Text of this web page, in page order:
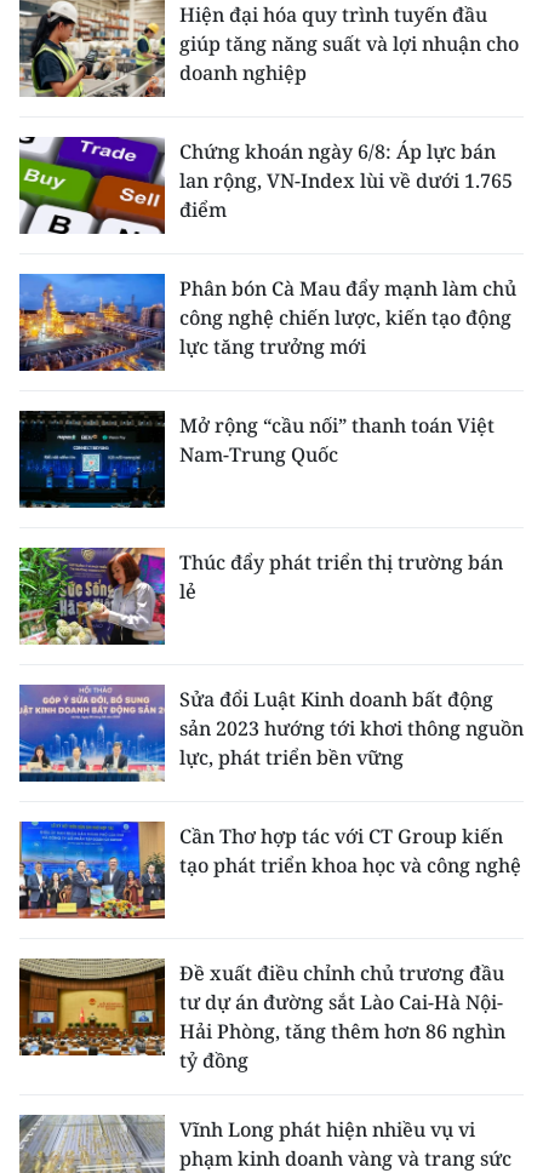
Hiện đại hóa quy trình tuyến đầu
giúp tăng năng suất và lợi nhuận cho
doanh nghiệp
Chứng khoán ngày 6/8: Áp lực bán
lan rộng, VN-Index lùi về dưới 1.765
điểm
Phân bón Cà Mau đẩy mạnh làm chủ
công nghệ chiến lược, kiến tạo động
lực tăng trưởng mới
Mở rộng “cầu nối” thanh toán Việt
Nam-Trung Quốc
Thúc đẩy phát triển thị trường bán
lẻ
Sửa đổi Luật Kinh doanh bất động
sản 2023 hướng tới khơi thông nguồn
lực, phát triển bền vững
Cần Thơ hợp tác với CT Group kiến
tạo phát triển khoa học và công nghệ
Đề xuất điều chỉnh chủ trương đầu
tư dự án đường sắt Lào Cai-Hà Nội-
Hải Phòng, tăng thêm hơn 86 nghìn
tỷ đồng
Vĩnh Long phát hiện nhiều vụ vi
phạm kinh doanh vàng và trang sức